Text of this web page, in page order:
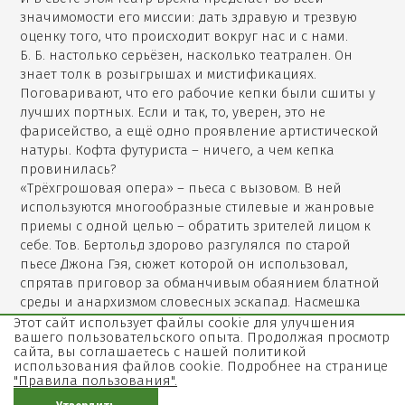
значимомости его миссии: дать здравую и трезвую
оценку того, что происходит вокруг нас и с нами.
Б. Б. настолько серьёзен, насколько театрален. Он
знает толк в розыгрышах и мистификациях.
Поговаривают, что его рабочие кепки были сшиты у
лучших портных. Если и так, то, уверен, это не
фарисейство, а ещё одно проявление артистической
натуры. Кофта футуриста – ничего, а чем кепка
провинилась?
«Трёхгрошовая опера» – пьеса с вызовом. В ней
используются многообразные стилевые и жанровые
приемы с одной целью – обратить зрителей лицом к
себе. Тов. Бертольд здорово разгулялся по старой
пьесе Джона Гэя, сюжет которой он использовал,
спрятав приговор за обманчивым обаянием блатной
среды и анархизмом словесных эскапад. Насмешка
над общепринятым и жонглирование приёмами
различных эпох и стилей (блистательно выраженная
в музыке Курта Вайля) – исток той динамичной
полемичности, что принесла их созданию
Этот сайт использует файлы cookie для улучшения
вашего пользовательского опыта. Продолжая просмотр
сайта, вы соглашаетесь с нашей политикой
использования файлов cookie. Подробнее на странице
"Правила пользования".